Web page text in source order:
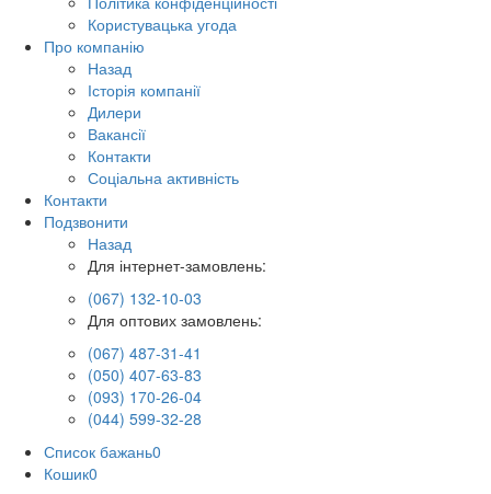
Користувацька угода
Про компанію
Назад
Історія компанії
Дилери
Вакансії
Контакти
Соціальна активність
Контакти
Подзвонити
Назад
Для інтернет-замовлень:
(067) 132-10-03
Для оптових замовлень:
(067) 487-31-41
(050) 407-63-83
(093) 170-26-04
(044) 599-32-28
Список бажань0
Кошик0